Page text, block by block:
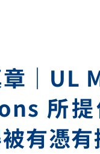
｜UL
所提
有憑